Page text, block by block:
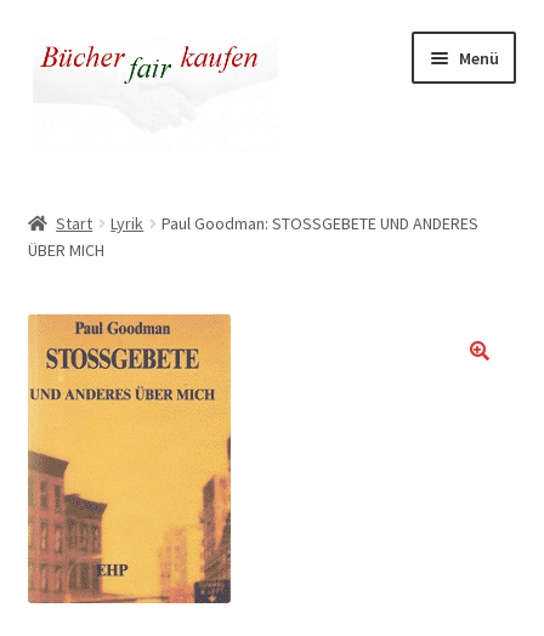
Zur
Navigation
Zum
Inhalt
Menü
Kasse
Warenkorb
Warum fair kaufen
Start Lyrik
Paul Goodman: STOSSGEBETE UND ANDERES
ÜBER MICH